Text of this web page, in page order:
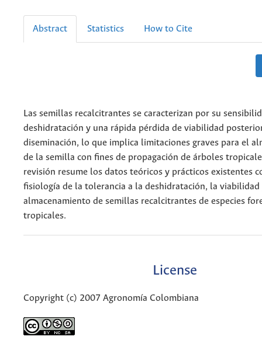
Abstract Statistics How to Cite
Las semillas recalcitrantes se caracterizan por su
deshidratación y una rápida pérdida de viabilidad
diseminación, lo que implica limitaciones graves para el
de la semilla con fines de propagación de árboles
revisión resume los datos teóricos y prácticos existentes
fisiología de la tolerancia a la deshidratación, la viabilidad
almacenamiento de semillas recalcitrantes de especies
tropicales.
License
Copyright (c) 2007 Agronomía Colombiana